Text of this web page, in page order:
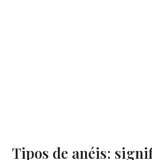
Tipos de anéis: